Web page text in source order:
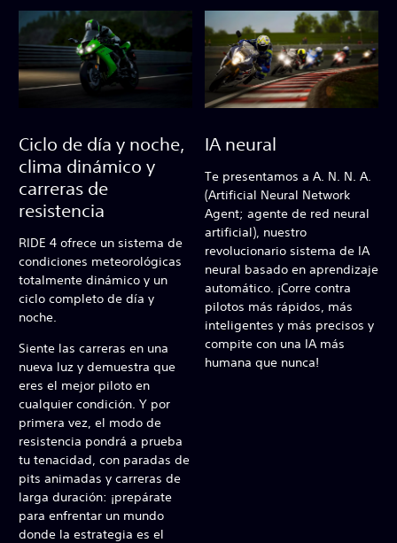
Ciclo de día y noche,
clima dinámico y
carreras de
resistencia
RIDE 4 ofrece un sistema de
condiciones meteorológicas
totalmente dinámico y un
ciclo completo de día y
noche.
Siente las carreras en una
nueva luz y demuestra que
eres el mejor piloto en
cualquier condición. Y por
primera vez, el modo de
resistencia pondrá a prueba
tu tenacidad, con paradas de
pits animadas y carreras de
larga duración: ¡prepárate
para enfrentar un mundo
donde la estrategia es el
IA neural
Te presentamos a A. N. N. A.
(Artificial Neural Network
Agent; agente de red neural
artificial), nuestro
revolucionario sistema de IA
neural basado en aprendizaje
automático. ¡Corre contra
pilotos más rápidos, más
inteligentes y más precisos y
compite con una IA más
humana que nunca!